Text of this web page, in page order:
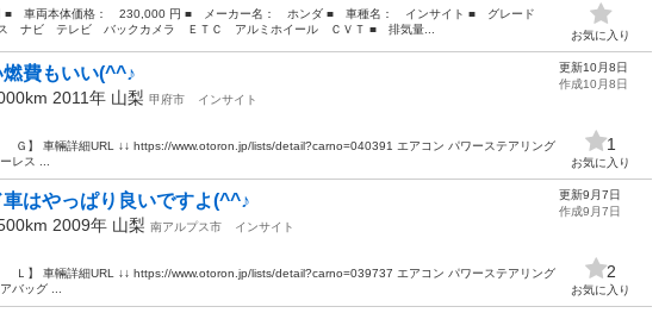
■ 車両本体価格： 230,000 円 ■ メーカー名： ホンダ ■ 車種名： インサイト ■ グレード
ナビ テレビ バックカメラ ＥＴＣ アルミホイール ＣＶＴ ■ 排気量...
お気に入り
費もいい(^^♪
2011年 山梨 甲府市
インサイト
Ｇ】 車輛詳細URL ↓↓ https://www.otoron.jp/lists/detail?carno=040391 エアコン パワーステアリング
レス ...
更新10月8日
作成10月8日
1
お気に入り
はやっぱり良いですよ(^^♪
2009年 山梨 南アルプス市
インサイト
Ｌ】 車輛詳細URL ↓↓ https://www.otoron.jp/lists/detail?carno=039737 エアコン パワーステアリング
バッグ ...
更新9月7日
作成9月7日
2
お気に入り